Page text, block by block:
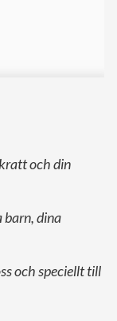
och din
barn, dina
och speciellt till